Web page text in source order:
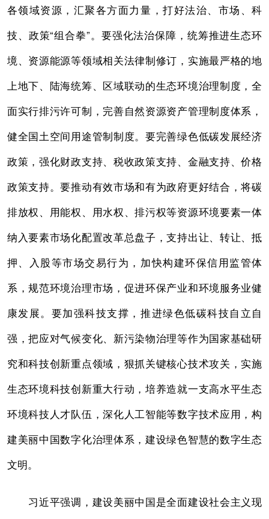
各领域资源，汇聚各方面力量，打好法治、市场、科
技、政策“组合拳”。要强化法治保障，统筹推进生态环
境、资源能源等领域相关法律制修订，实施最严格的地
上地下、陆海统筹、区域联动的生态环境治理制度，全
面实行排污许可制，完善自然资源资产管理制度体系，
健全国土空间用途管制制度。要完善绿色低碳发展经济
政策，强化财政支持、税收政策支持、金融支持、价格
政策支持。要推动有效市场和有为政府更好结合，将碳
排放权、用能权、用水权、排污权等资源环境要素一体
纳入要素市场化配置改革总盘子，支持出让、转让、抵
押、入股等市场交易行为，加快构建环保信用监管体
系，规范环境治理市场，促进环保产业和环境服务业健
康发展。要加强科技支撑，推进绿色低碳科技自立自
强，把应对气候变化、新污染物治理等作为国家基础研
究和科技创新重点领域，狠抓关键核心技术攻关，实施
生态环境科技创新重大行动，培养造就一支高水平生态
环境科技人才队伍，深化人工智能等数字技术应用，构
建美丽中国数字化治理体系，建设绿色智慧的数字生态
文明。
习近平强调，建设美丽中国是全面建设社会主义现